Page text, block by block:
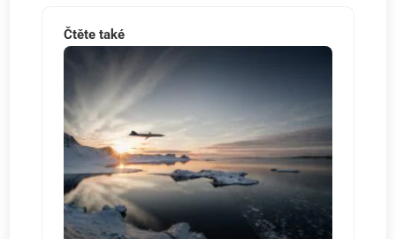
Čtěte také